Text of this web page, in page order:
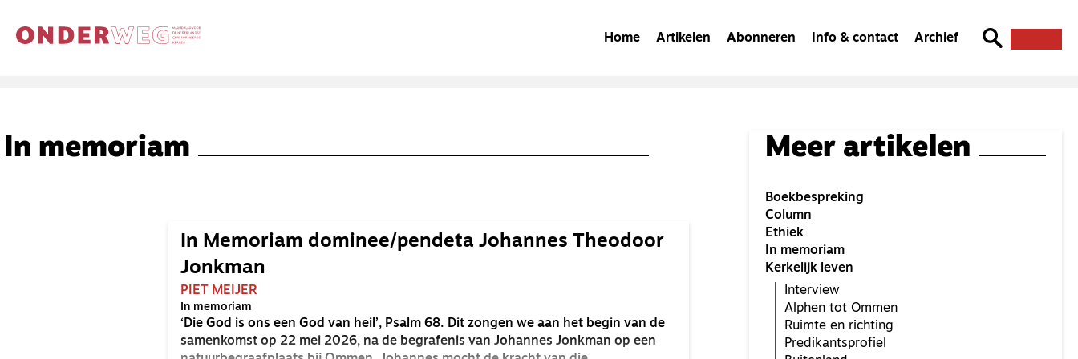
Home Artikelen Abonneren Info & contact Archief
In memoriam
In Memoriam dominee/pendeta Johannes Theodoor
Jonkman
PIET MEIJER
In memoriam
‘Die God is ons een God van heil’, Psalm 68. Dit zongen we aan het begin van de
samenkomst op 22 mei 2026, na de begrafenis van Johannes Jonkman op een
Meer artikelen
Boekbespreking
Column
Ethiek
In memoriam
Kerkelijk leven
Interview
Alphen tot Ommen
Ruimte en richting
Predikantsprofiel